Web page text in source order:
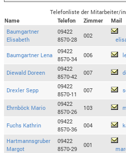
Telefonliste der Mitarbeiter/
Name
Telefon Zimmer
Mail
Baumgartner
Elisabeth
09422
8570-28
002
Baumgartner Lena
09422
8570-34
006
Diewald Doreen
09422
8570-42
007
Drexler Sepp
09422
8570-11
007
Ehrnböck Mario
09422
8570-26
103
Fuchs Kathrin
09422
8570-36
004
Hartmannsgruber
Margot
09422
8570-29
001